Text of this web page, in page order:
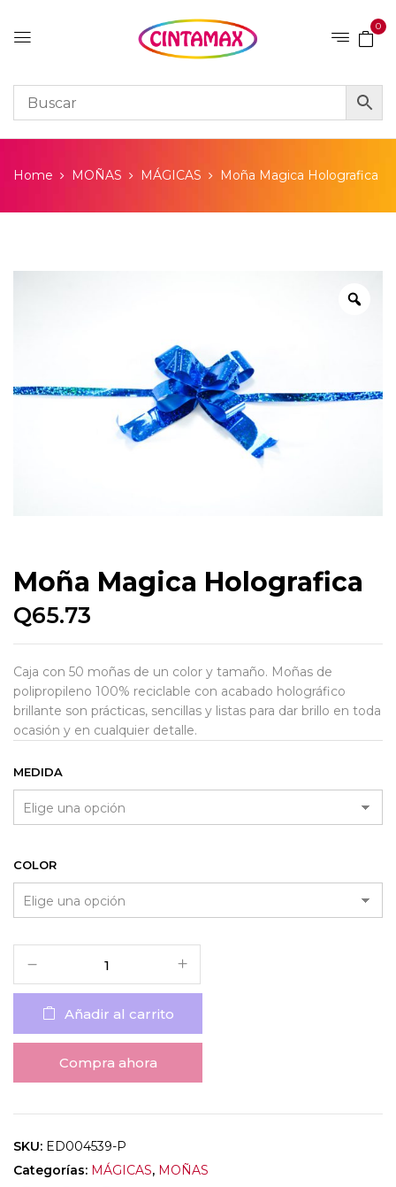
0
Home MOÑAS MÁGICAS Moña Magica Holografica
Moña Magica Holografica
Q65.73
Caja con 50 moñas de un color y tamaño. Moñas de
polipropileno 100% reciclable con acabado holográfico
brillante son prácticas, sencillas y listas para dar brillo en toda
ocasión y en cualquier detalle.
MEDIDA
COLOR
Añadir al carrito
Compra ahora
SKU: ED004539-P
Categorías: MÁGICAS, MOÑAS